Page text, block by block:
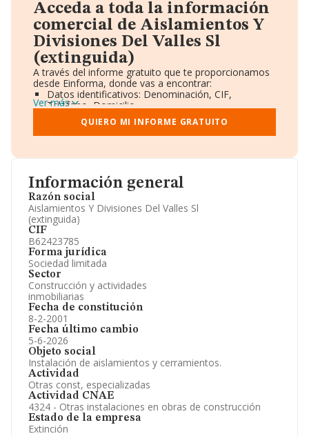
Información general
Razón social
Aislamientos Y Divisiones Del Valles Sl
(extinguida)
CIF
B62423785
Forma jurídica
Sociedad limitada
Sector
Construcción y actividades
inmobiliarias
Fecha de constitución
8-2-2001
Fecha último cambio
5-6-2026
Objeto social
Instalación de aislamientos y cerramientos.
Actividad
Otras const, especializadas
Actividad CNAE
4324 - Otras instalaciones en obras de construcción
Estado de la empresa
Extinción
Acceda a toda la información
comercial de Aislamientos Y
Divisiones Del Valles Sl
(extinguida)
A través del informe gratuito que te proporcionamos
desde Einforma, donde vas a encontrar:
Datos identificativos: Denominación, CIF,
Teléfono, Domicilio.
Informe Mercantil Completo (BORME).
Gráficos de Evolución Ventas y Empleados.
Consejo de Administración y Administradores.
Accionistas.
Artículos de prensa publicados sobre la empresa.
Información oficial y registral complementaria.
Ver más
QUIERO MI INFORME GRATUITO